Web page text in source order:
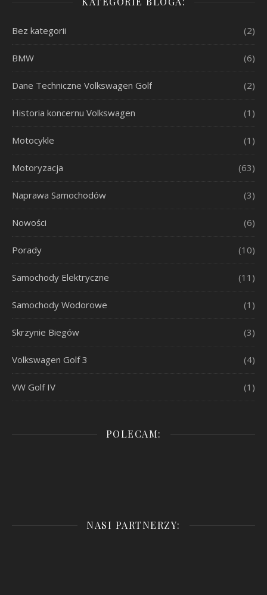
Bez kategorii (2)
BMW (6)
Dane Techniczne Volkswagen Golf (2)
Historia koncernu Volkswagen (1)
Motocykle (1)
Motoryzacja (63)
Naprawa Samochodów (3)
Nowości (6)
Porady (10)
Samochody Elektryczne (11)
Samochody Wodorowe (1)
Skrzynie Biegów (3)
Volkswagen Golf 3 (4)
VW Golf IV (1)
POLECAM:
NASI PARTNERZY: